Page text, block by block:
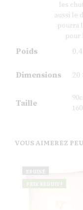
les
aussi le
pourra
pour
Poids
Dimensions 20
Taille
VOUS AIMEREZ
EPUISÉ
PRIX RÉDUIT !